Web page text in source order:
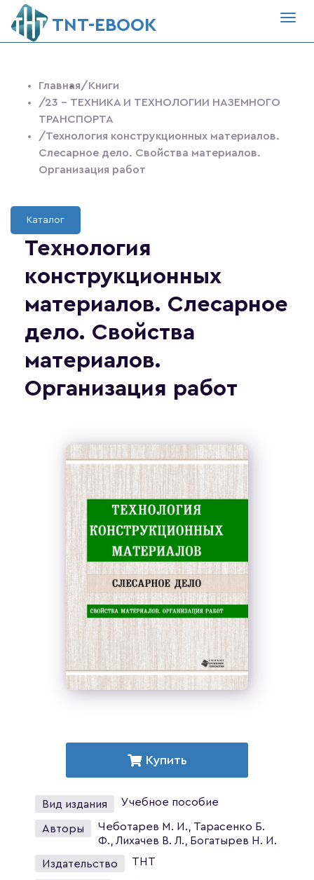
ТNT-EBOOK
Главная/Книги
/23 - ТЕХНИКА И ТЕХНОЛОГИИ НАЗЕМНОГО
ТРАНСПОРТА
/Технология конструкционных материалов.
Слесарное дело. Свойства материалов.
Организация работ
Каталог
Технология
конструкционных
материалов. Слесарное
дело. Свойства
материалов.
Организация работ
Купить
Вид издания Учебное пособие
Авторы
Чеботарев М. И., Тарасенко Б.
Ф., Лихачев В. Л., Богатырев Н. И.
Издательство ТНТ